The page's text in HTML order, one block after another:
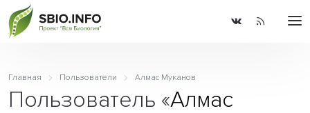
Главная Пользователи Алмас Муканов
Пользователь «Алмас